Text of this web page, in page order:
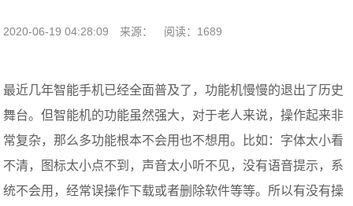
2020-06-19 04:28:09 来源： 阅读：1689
最近几年智能手机已经全面普及了，功能机慢慢的退出了历史
舞台。但智能机的功能虽然强大，对于老人来说，操作起来非
常复杂，那么多功能根本不会用也不想用。比如：字体太小看
不清，图标太小点不到，声音太小听不见，没有语音提示，系
统不会用，经常误操作下载或者删除软件等等。所以有没有操